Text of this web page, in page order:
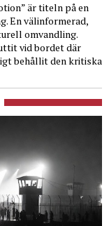
är titeln på en
En välinformerad,
omvandling.
vid bordet där
behållit den kritiska